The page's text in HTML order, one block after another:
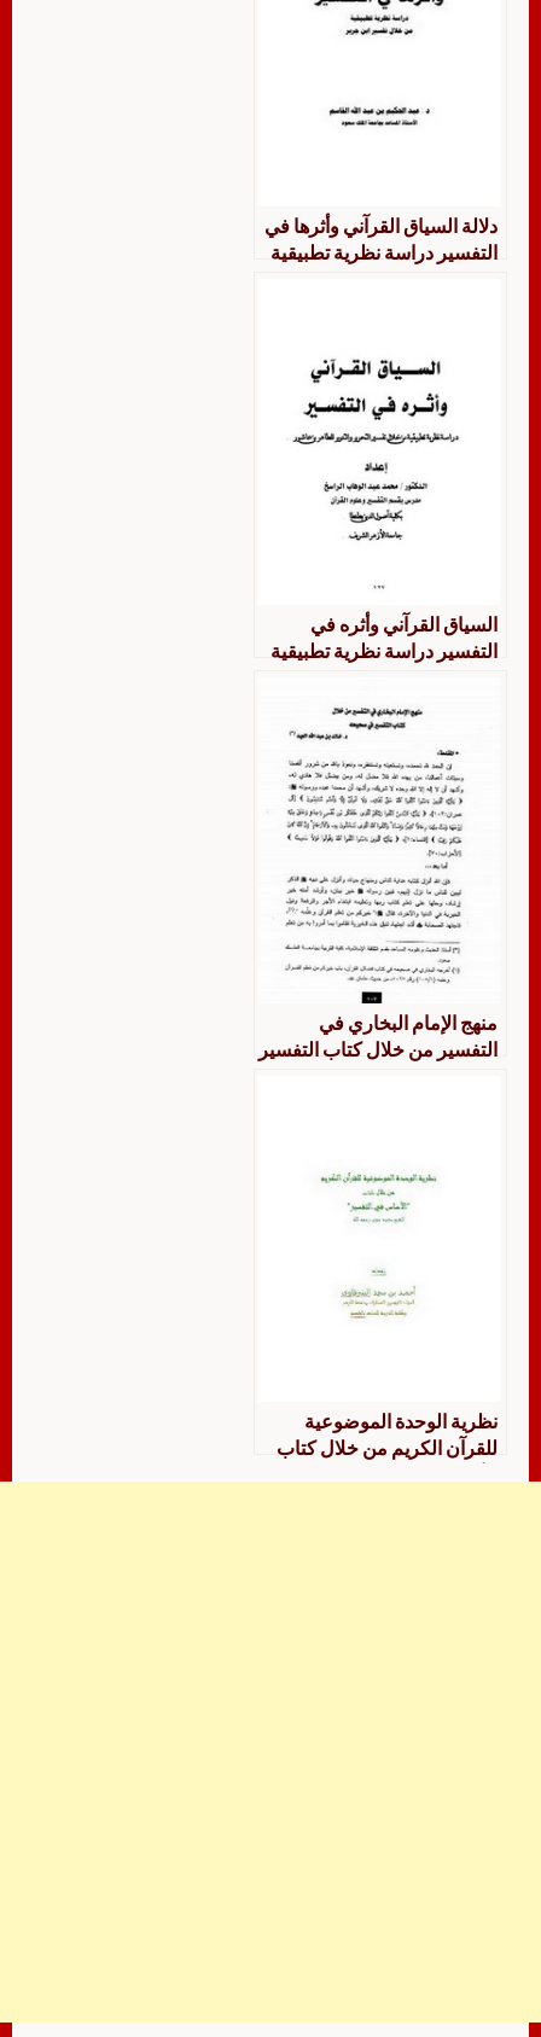
دلالة السياق القرآني وأثرها في
التفسير دراسة نظرية تطبيقية
السياق القرآني وأثره في
التفسير دراسة نظرية تطبيقية
للطاهر بن عاشور
منهج الإمام البخاري في
التفسير من خلال كتاب التفسير
نظرية الوحدة الموضوعية
للقرآن الكريم من خلال كتاب